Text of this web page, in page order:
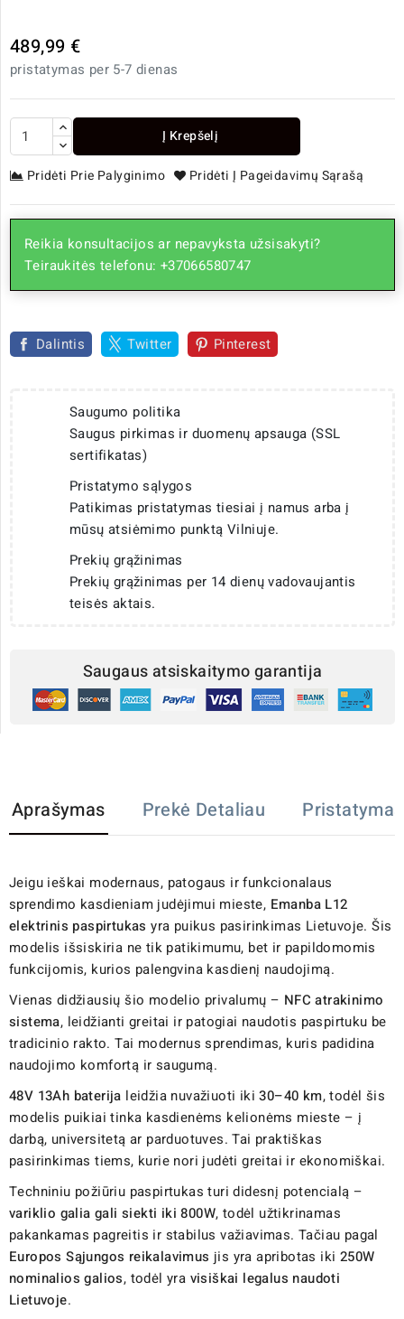
489,99 €
pristatymas per 5-7 dienas
Į Krepšelį
Pridėti Prie Palyginimo Pridėti Į Pageidavimų Sąrašą
Reikia konsultacijos ar nepavyksta užsisakyti?
Teiraukitės telefonu: +37066580747
Dalintis Twitter Pinterest
Saugumo politika
Saugus pirkimas ir duomenų apsauga (SSL
sertifikatas)
Pristatymo sąlygos
Patikimas pristatymas tiesiai į namus arba į
mūsų atsiėmimo punktą Vilniuje.
Prekių grąžinimas
Prekių grąžinimas per 14 dienų vadovaujantis
teisės aktais.
Saugaus atsiskaitymo garantija
Aprašymas Prekė Detaliau Pristatymas
Jeigu ieškai modernaus, patogaus ir funkcionalaus
sprendimo kasdieniam judėjimui mieste, Emanba L12
elektrinis paspirtukas yra puikus pasirinkimas Lietuvoje. Šis
modelis išsiskiria ne tik patikimumu, bet ir papildomomis
funkcijomis, kurios palengvina kasdienį naudojimą.
Vienas didžiausių šio modelio privalumų – NFC atrakinimo
sistema, leidžianti greitai ir patogiai naudotis paspirtuku be
tradicinio rakto. Tai modernus sprendimas, kuris padidina
naudojimo komfortą ir saugumą.
48V 13Ah baterija leidžia nuvažiuoti iki30–40 km, todėl šis
modelis puikiai tinka kasdienėms kelionėms mieste – į
darbą, universitetą ar parduotuves. Tai praktiškas
pasirinkimas tiems, kurie nori judėti greitai ir ekonomiškai.
Techniniu požiūriu paspirtukas turi didesnį potencialą –
variklio galia gali siekti iki 800W, todėl užtikrinamas
pakankamas pagreitis ir stabilus važiavimas. Tačiau pagal
Europos Sąjungos reikalavimus jis yra apribotas iki 250W
nominalios galios, todėl yra visiškai legalus naudoti
Lietuvoje.